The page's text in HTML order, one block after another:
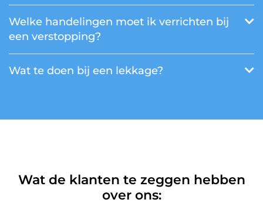
Welke handelingen moet ik verrichten bij
een verstopping?
Wat te doen bij een lekkage?
Wat de klanten te zeggen hebben
over ons: